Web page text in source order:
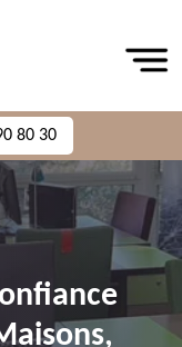
80 30